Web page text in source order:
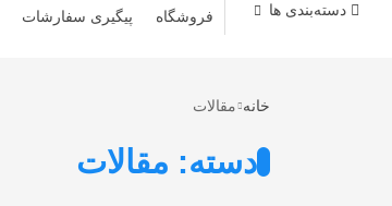
دسته‌بندی ها فروشگاه پیگیری سفارشات
خانه مقالات
دسته: مقالات